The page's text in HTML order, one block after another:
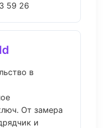
59 26
в
От замера
и